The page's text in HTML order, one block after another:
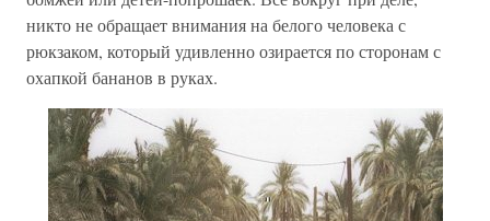
никто не обращает внимания на белого человека с
рюкзаком, который удивленно озирается по сторонам с
охапкой бананов в руках.